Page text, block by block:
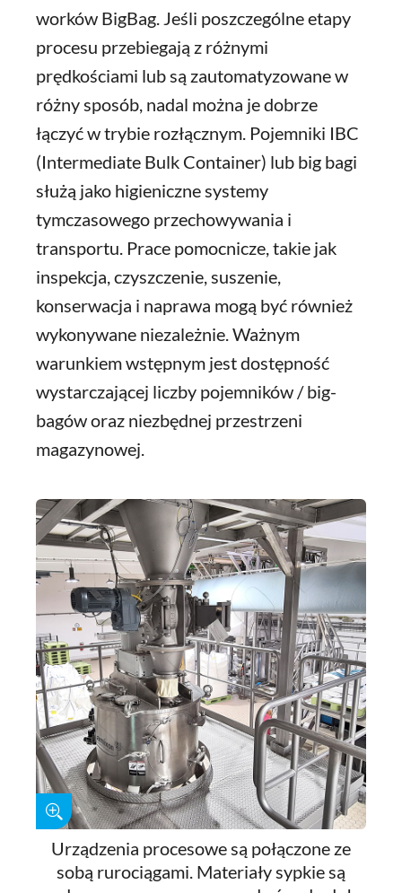
worków BigBag. Jeśli poszczególne etapy
procesu przebiegają z różnymi
prędkościami lub są zautomatyzowane w
różny sposób, nadal można je dobrze
łączyć w trybie rozłącznym. Pojemniki IBC
(Intermediate Bulk Container) lub big bagi
służą jako higieniczne systemy
tymczasowego przechowywania i
transportu. Prace pomocnicze, takie jak
inspekcja, czyszczenie, suszenie,
konserwacja i naprawa mogą być również
wykonywane niezależnie. Ważnym
warunkiem wstępnym jest dostępność
wystarczającej liczby pojemników / big-
bagów oraz niezbędnej przestrzeni
magazynowej.
Urządzenia procesowe są połączone ze
sobą rurociągami. Materiały sypkie są